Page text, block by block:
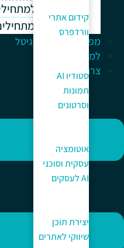
קידום אתרי
וורדפרס
סטודיו AI
תמונות
וסרטונים
אוטומציה
עסקית וסוכני
AI לעסקים
יצירת תוכן
שיווקי לאתרים
וורדפרס
ווקומרס למתחילים
מפתח לעולם הדיגיטל
למה כאן?
צרו קשר